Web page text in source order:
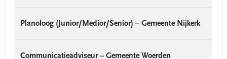
Planoloog (Junior/Medior/Senior) – Gemeente Nijkerk
Communicatieadviseur – Gemeente Woerden